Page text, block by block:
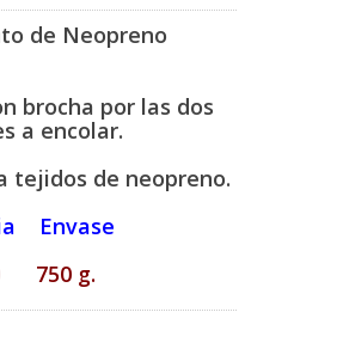
de Neopreno
brocha por las dos
a encolar.
tejidos de neopreno.
Envase
750 g.